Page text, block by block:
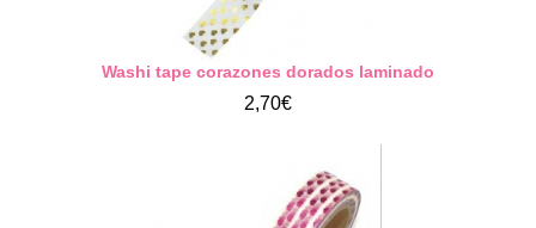
Washi tape corazones dorados laminado
2,70€